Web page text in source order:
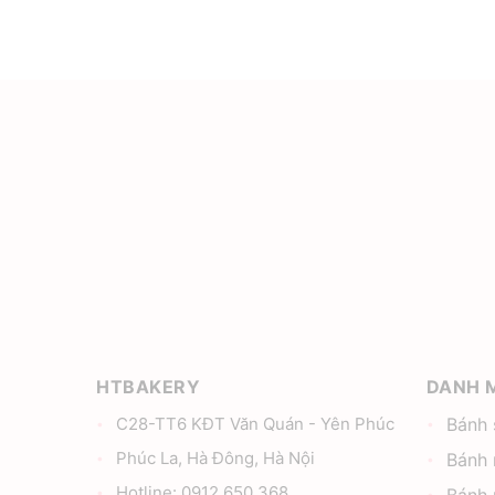
HTBAKERY
C28-TT6 KĐT Văn Quán - Yên Phúc
Phúc La, Hà Đông, Hà Nội
DANH
Bánh
Bánh